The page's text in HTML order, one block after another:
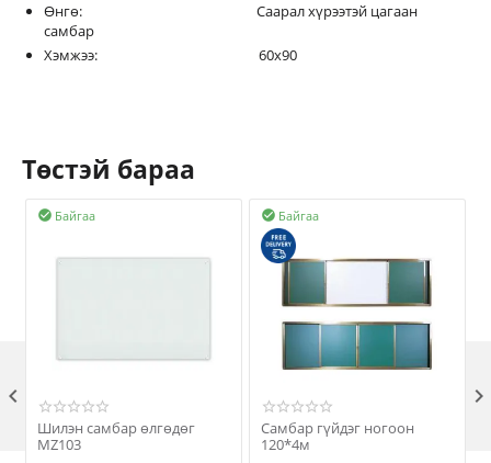
Өнгө: Саарал хүрээтэй цагаан
самбар
Хэмжээ: 60х90
Төстэй бараа
Байгаа

Шилэн самбар өлгөдөг
MZ103
Байгаа

Самбар гүйдэг ногоон
120*4м
 